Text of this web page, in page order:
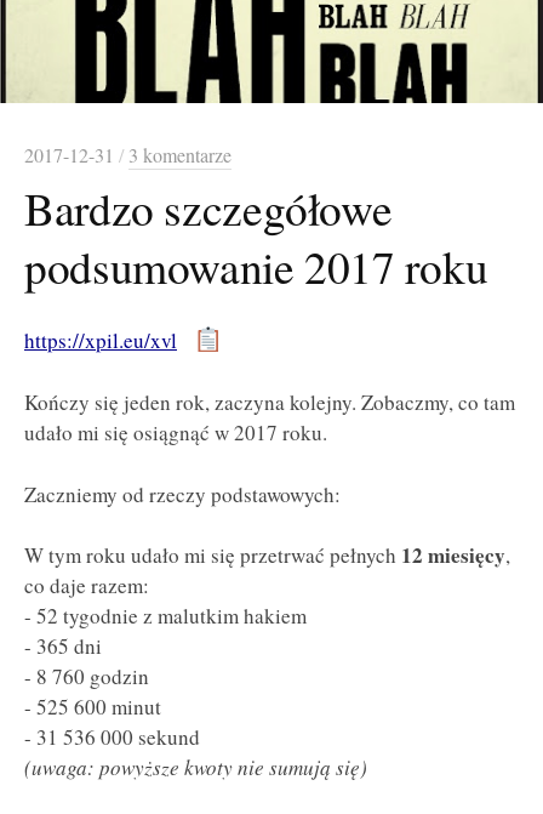
2017-12-31 / 3 komentarze
Bardzo szczegółowe
podsumowanie 2017 roku
https://xpil.eu/xvl
Kończy się jeden rok, zaczyna kolejny. Zobaczmy, co tam
udało mi się osiągnąć w 2017 roku.
Zaczniemy od rzeczy podstawowych:
W tym roku udało mi się przetrwać pełnych 12 miesięcy,
co daje razem:
- 52 tygodnie z malutkim hakiem
- 365 dni
- 8 760 godzin
- 525 600 minut
- 31 536 000 sekund
(uwaga: powyższe kwoty nie sumują się)